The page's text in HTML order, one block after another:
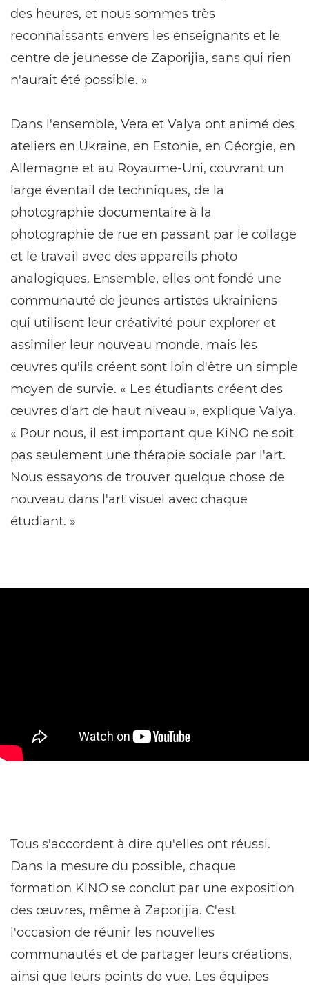
des heures, et nous sommes très
reconnaissants envers les enseignants et le
centre de jeunesse de Zaporijia, sans qui rien
n'aurait été possible. »
Dans l'ensemble, Vera et Valya ont animé des
ateliers en Ukraine, en Estonie, en Géorgie, en
Allemagne et au Royaume-Uni, couvrant un
large éventail de techniques, de la
photographie documentaire à la
photographie de rue en passant par le collage
et le travail avec des appareils photo
analogiques. Ensemble, elles ont fondé une
communauté de jeunes artistes ukrainiens
qui utilisent leur créativité pour explorer et
assimiler leur nouveau monde, mais les
œuvres qu'ils créent sont loin d'être un simple
moyen de survie. « Les étudiants créent des
œuvres d'art de haut niveau », explique Valya.
« Pour nous, il est important que KiNO ne soit
pas seulement une thérapie sociale par l'art.
Nous essayons de trouver quelque chose de
nouveau dans l'art visuel avec chaque
étudiant. »
Tous s'accordent à dire qu'elles ont réussi.
Dans la mesure du possible, chaque
formation KiNO se conclut par une exposition
des œuvres, même à Zaporijia. C'est
l'occasion de réunir les nouvelles
communautés et de partager leurs créations,
ainsi que leurs points de vue. Les équipes